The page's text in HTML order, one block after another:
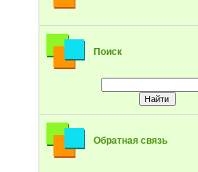
Поиск
Обратная связь